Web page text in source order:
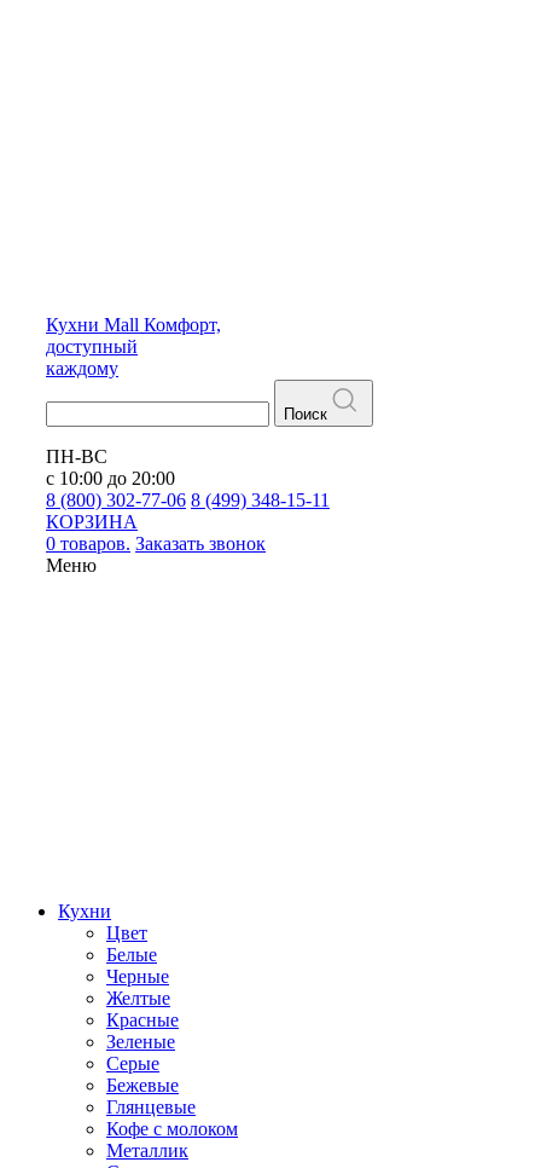
Кухни Mall Комфорт,
доступный
каждому
Поиск
ПН-ВС
с 10:00 до 20:00
8 (800) 302-77-06 8 (499) 348-15-11
КОРЗИНА
0 товаров. Заказать звонок
Меню
Кухни
Цвет
Белые
Черные
Желтые
Красные
Зеленые
Серые
Бежевые
Глянцевые
Кофе с молоком
Металлик